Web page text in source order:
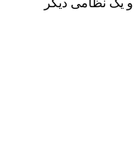
۲ نظامی آمریکایی در اردن کشته شدند و یک نظامی دیگر